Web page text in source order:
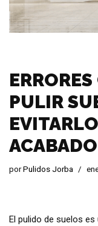
PULIR
porPulidos Jorba
El pulido de suelos